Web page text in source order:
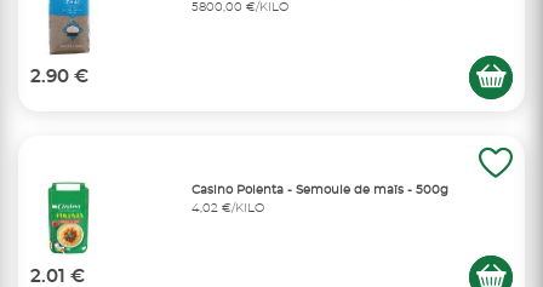
5800,00 €/KILO
2.90 €
Casino Polenta - Semoule de maïs - 500g
4,02 €/KILO
2.01 €